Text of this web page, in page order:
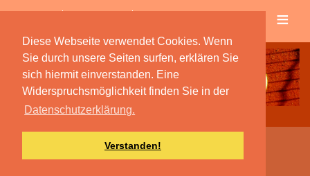
Diese Webseite verwendet Cookies. Wenn
Sie durch unsere Seiten surfen, erklären Sie
sich hiermit einverstanden. Eine
Widerspruchsmöglichkeit finden Sie in der
Datenschutzerklärung.
Verstanden!
≡
​Weckt Frühlingsgefühle